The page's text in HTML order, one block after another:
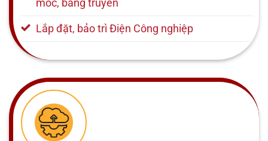
móc, băng truyền
Lắp đặt, bảo trì Điện Công nghiệp